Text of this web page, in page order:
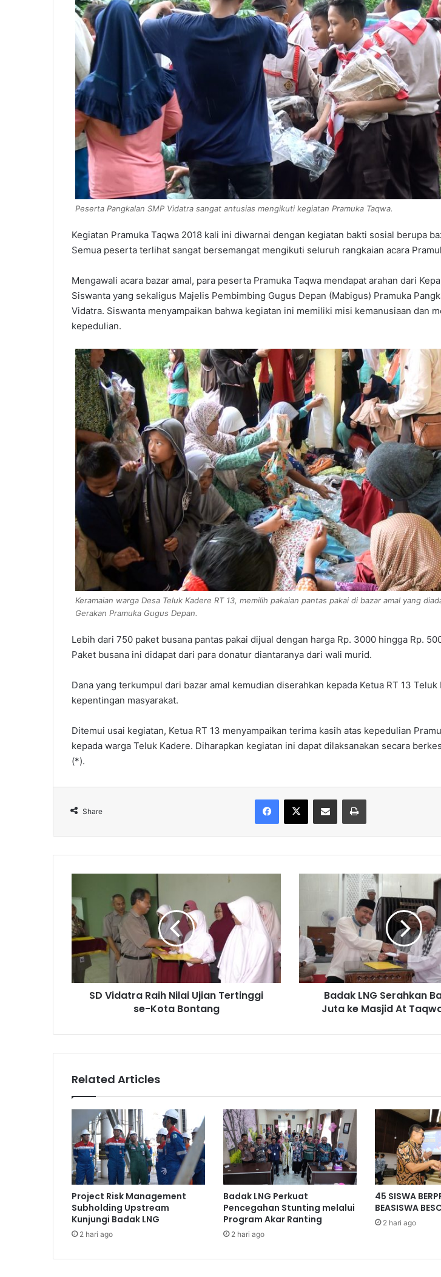
Peserta Pangkalan SMP Vidatra sangat antusias mengikuti kegiatan Pramuka Taqwa.
Kegiatan Pramuka Taqwa 2018 kali ini diwarnai dengan kegiatan bakti sosial berupa
Semua peserta terlihat sangat bersemangat mengikuti seluruh rangkaian acara
Mengawali acara bazar amal, para peserta Pramuka Taqwa mendapat arahan dari
Siswanta yang sekaligus Majelis Pembimbing Gugus Depan (Mabigus) Pramuka
Vidatra. Siswanta menyampaikan bahwa kegiatan ini memiliki misi kemanusiaan dan
kepedulian.
Keramaian warga Desa Teluk Kadere RT 13, memilih pakaian pantas pakai di bazar amal yang
Gerakan Pramuka Gugus Depan.
Lebih dari 750 paket busana pantas pakai dijual dengan harga Rp. 3000 hingga Rp.
Paket busana ini didapat dari para donatur diantaranya dari wali murid.
Dana yang terkumpul dari bazar amal kemudian diserahkan kepada Ketua RT 13
kepentingan masyarakat.
Ditemui usai kegiatan, Ketua RT 13 menyampaikan terima kasih atas kepedulian
kepada warga Teluk Kadere. Diharapkan kegiatan ini dapat dilaksanakan secara
(*).
Share
Facebook
X Share via Email Print
Raih
Nilai
Ujian
Tertinggi
se-
Kota
Bontang
SD Vidatra Raih Nilai Ujian Tertinggi
se-Kota Bontang
Bantuan
14
Juta
ke
Masjid
At
Lembah
Badak LNG Serahkan
Juta ke Masjid At
Related Articles
Project Risk Management
Subholding Upstream
Kunjungi Badak LNG
2 hari ago
Badak LNG Perkuat
Pencegahan Stunting melalui
Program Akar Ranting
2 hari ago
45 SISWA
BEASISWA
2 hari ago